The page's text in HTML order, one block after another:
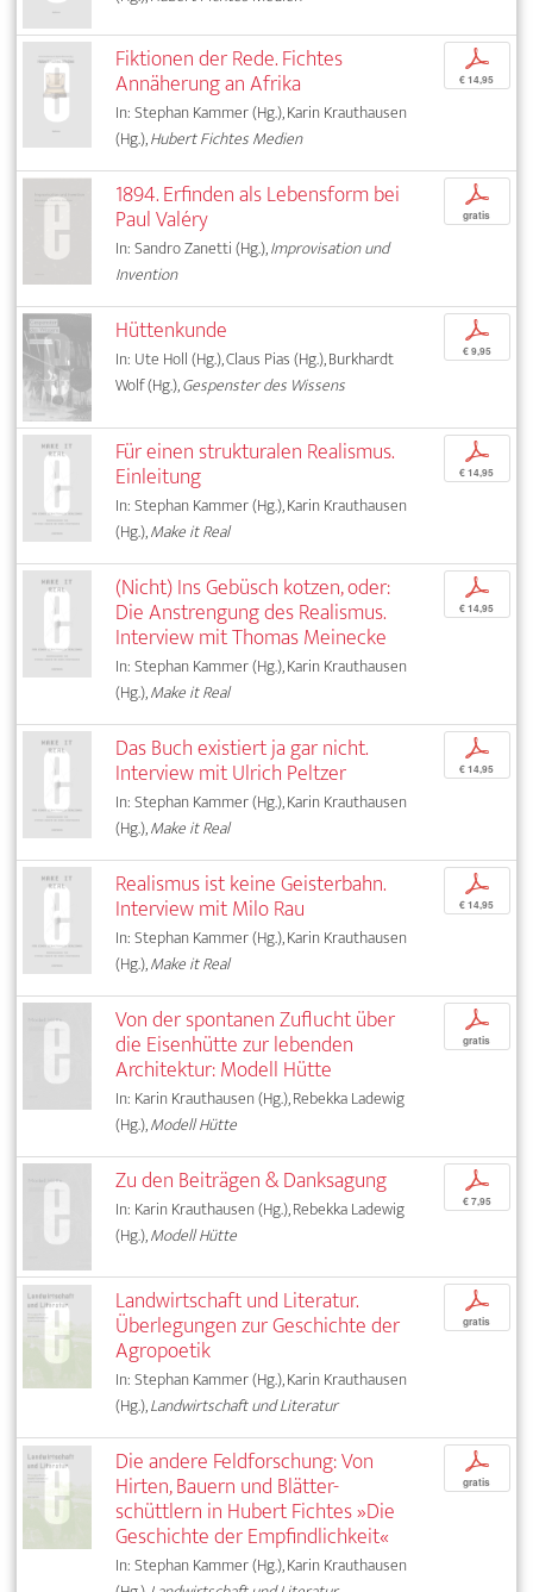
Fiktionen der Rede. Fichtes
Annäherung an Afrika
In: Stephan Kammer (Hg.), Karin Krauthausen
(Hg.),Hubert Fichtes Medien
p
€ 14,95
1894. Erfinden als Lebensform bei
Paul Valéry
In: Sandro Zanetti (Hg.),Improvisation und
Invention
p
gratis
Hüttenkunde
In: Ute Holl (Hg.), Claus Pias (Hg.), Burkhardt
Wolf (Hg.),Gespenster des Wissens
p
€ 9,95
Für einen strukturalen Realismus.
Einleitung
In: Stephan Kammer (Hg.), Karin Krauthausen
(Hg.),Make it Real
p
€ 14,95
(Nicht) Ins Gebüsch kotzen, oder:
Die Anstrengung des Realismus.
Interview mit Thomas Meinecke
In: Stephan Kammer (Hg.), Karin Krauthausen
(Hg.),Make it Real
p
€ 14,95
Das Buch existiert ja gar nicht.
Interview mit Ulrich Peltzer
In: Stephan Kammer (Hg.), Karin Krauthausen
(Hg.),Make it Real
p
€ 14,95
Realismus ist keine Geisterbahn.
Interview mit Milo Rau
In: Stephan Kammer (Hg.), Karin Krauthausen
(Hg.),Make it Real
p
€ 14,95
Von der spontanen Zuflucht über
die Eisenhütte zur lebenden
Architektur: Modell Hütte
In: Karin Krauthausen (Hg.), Rebekka Ladewig
(Hg.),Modell Hütte
p
gratis
Zu den Beiträgen & Danksagung
In: Karin Krauthausen (Hg.), Rebekka Ladewig
(Hg.),Modell Hütte
p
€ 7,95
Landwirtschaft und Literatur.
Überlegungen zur Geschichte der
Agropoetik
In: Stephan Kammer (Hg.), Karin Krauthausen
(Hg.),Landwirtschaft und Literatur
p
gratis
Die andere Feldforschung: Von
Hirten, Bauern und Blätter­-
schüttlern in Hubert Fichtes »Die
Geschichte der Empfindlichkeit«
In: Stephan Kammer (Hg.), Karin Krauthausen
p
gratis